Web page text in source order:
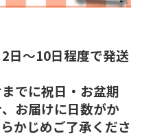
日～10日程度で発送
でに祝日・お盆期
お届けに日数がか
かじめご了承くださ